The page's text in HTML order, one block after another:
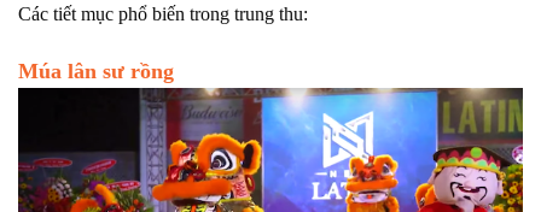
Các tiết mục phổ biến trong trung thu:
Múa lân sư rồng